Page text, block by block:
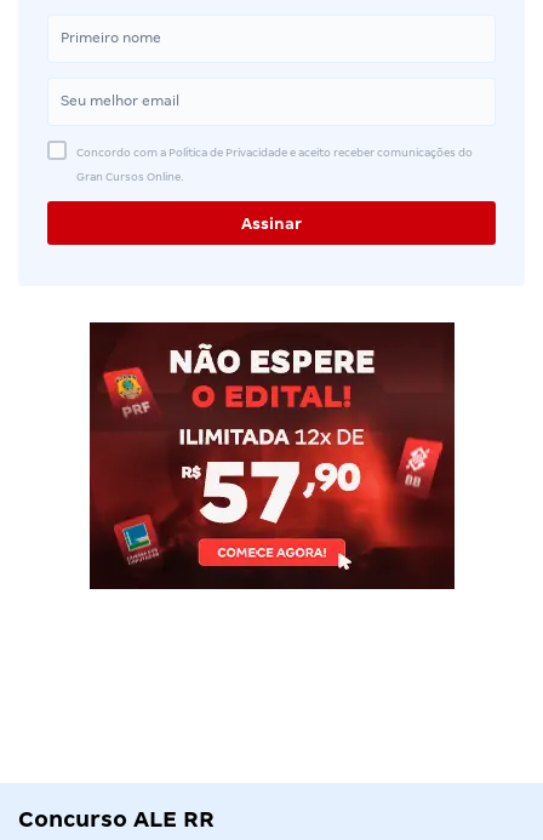
Concordo com a Política de Privacidade e aceito receber comunicações do
Gran Cursos Online.
Concurso ALE RR